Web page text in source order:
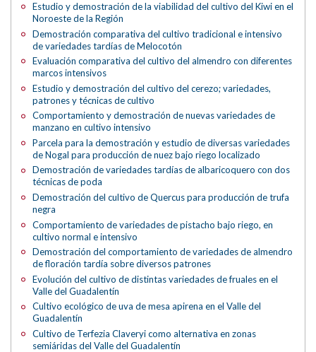
Estudio y demostración de la viabilidad del cultivo del Kiwi en el
Noroeste de la Región
Demostración comparativa del cultivo tradicional e intensivo
de variedades tardías de Melocotón
Evaluación comparativa del cultivo del almendro con diferentes
marcos intensivos
Estudio y demostración del cultivo del cerezo; variedades,
patrones y técnicas de cultivo
Comportamiento y demostración de nuevas variedades de
manzano en cultivo intensivo
Parcela para la demostración y estudio de diversas variedades
de Nogal para producción de nuez bajo riego localizado
Demostración de variedades tardías de albaricoquero con dos
técnicas de poda
Demostración del cultivo de Quercus para producción de trufa
negra
Comportamiento de variedades de pistacho bajo riego, en
cultivo normal e intensivo
Demostración del comportamiento de variedades de almendro
de floración tardía sobre diversos patrones
Evolución del cultivo de distintas variedades de fruales en el
Valle del Guadalentín
Cultivo ecológico de uva de mesa apirena en el Valle del
Guadalentín
Cultivo de Terfezia Claveryi como alternativa en zonas
semiáridas del Valle del Guadalentín